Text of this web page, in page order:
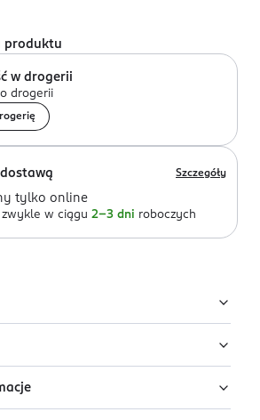
produktu
w drogerii
drogerii
Szczegóły
tylko online
zwykle w ciągu 2-3 dni roboczych
dla kobiet Dolce & Gabbana Light
zmysłowa kompozycja łącząca
AQUA, LIMONENE, ETHYLHEXYL
DIETHYLOAMINO